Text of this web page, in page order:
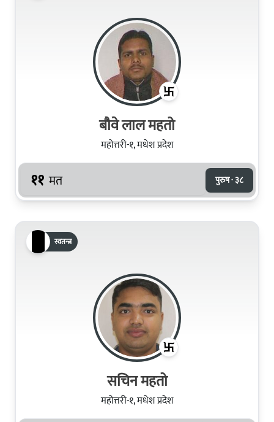
बौवे लाल महतो
महोत्तरी-१, मधेश प्रदेश
११ मत पुरुष · ३८
स्वतन्त्र
सचिन महतो
महोत्तरी-१, मधेश प्रदेश